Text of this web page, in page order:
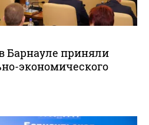
Барнауле приняли
экономического